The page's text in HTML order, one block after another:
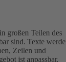
großen Teilen des
sind. Texte
Zeilen und
ist anpassbar,